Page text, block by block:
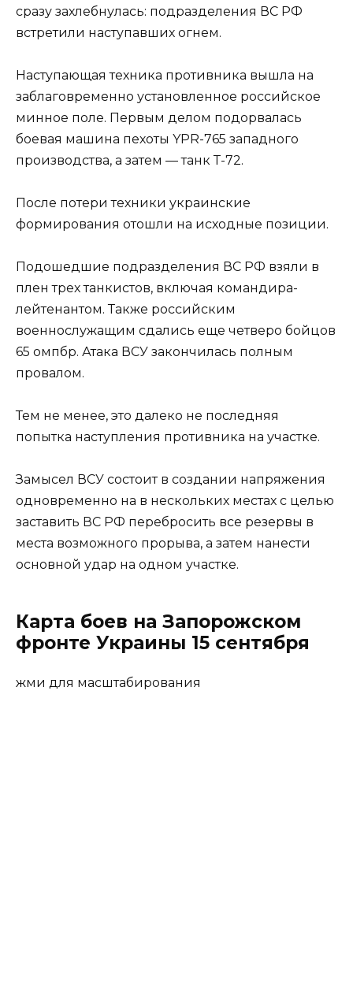
сразу захлебнулась: подразделения ВС РФ
встретили наступавших огнем.
Наступающая техника противника вышла на
заблаговременно установленное российское
минное поле. Первым делом подорвалась
боевая машина пехоты YPR-765 западного
производства, а затем — танк Т-72.
После потери техники украинские
формирования отошли на исходные позиции.
Подошедшие подразделения ВС РФ взяли в
плен трех танкистов, включая командира-
лейтенантом. Также российским
военнослужащим сдались еще четверо бойцов
65 омпбр. Атака ВСУ закончилась полным
провалом.
Тем не менее, это далеко не последняя
попытка наступления противника на участке.
Замысел ВСУ состоит в создании напряжения
одновременно на в нескольких местах с целью
заставить ВС РФ перебросить все резервы в
места возможного прорыва, а затем нанести
основной удар на одном участке.
Карта боев на Запорожском
фронте Украины 15 сентября
жми для масштабирования